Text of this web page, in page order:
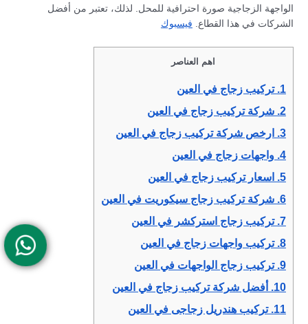
الواجهة الزجاجية صورة احترافية للمحل. لذلك، تعتبر من أفضل
الشركات في هذا القطاع. فيسبوك
اهم العناصر
1. تركيب زجاج في العين
2. شركة تركيب زجاج في العين
3.
ارخص شركة تركيب زجاج في العين
4. واجهات زجاج في العين
5.
اسعار تركيب زجاج في العين
6. شركة تركيب زجاج سيكوريت في العين
7. تركيب زجاج استركشر في العين
8. تركيب واجهات زجاج في العين
9. تركيب زجاج الواجهات في العين
10.
أفضل شركة تركيب زجاج في العين
11. تركيب هندريل زجاجى في العين